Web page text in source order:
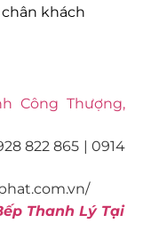
khách
Công Thượng,
822 865 | 0914
Thanh Lý Tại